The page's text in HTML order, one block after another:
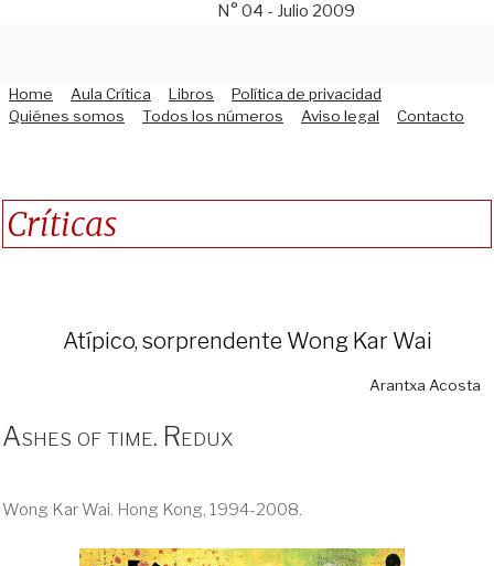
N° 04 - Julio 2009
Home Aula Crítica Libros
Política de privacidad
Quiénes somos
Todos los números Aviso legal Contacto
Críticas
Atí­pico, sorprendente Wong Kar Wai
Arantxa Acosta
Ashes of time. Redux
Wong Kar Wai. Hong Kong, 1994-2008.